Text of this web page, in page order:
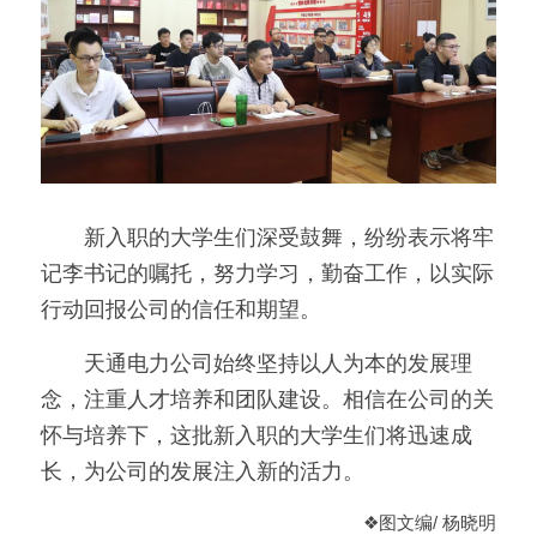
新入职的大学生们深受鼓舞，纷纷表示将牢
记李书记的嘱托，努力学习，勤奋工作，以实际
行动回报公司的信任和期望。
天通电力公司始终坚持以人为本的发展理
念，注重人才培养和团队建设。相信在公司的关
怀与培养下，这批新入职的大学生们将迅速成
长，为公司的发展注入新的活力。
❖图文编/ 杨晓明